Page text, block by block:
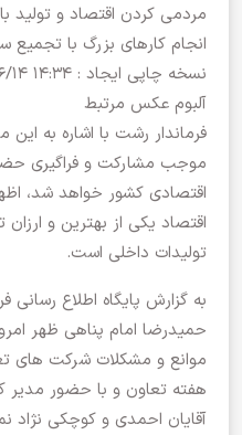
مردمی کردن اقتصاد و تولید
انجام کارهای بزرگ با تجمیع
نسخه چاپی ایجاد : ‎۱۴۰۱/۰۶/۱۴ ۱۴:۳۴ بازدید: ۴۸
آلبوم عکس مرتبط
فرماندار رشت با اشاره به
موجب مشارکت و فراگیری
اقتصادی کشور خواهد شد،
اقتصاد یکی از بهترین و
تولیدات داخلی است.
به گزارش پایگاه اطلاع
حمیدرضا امام پناهی ظهر
موانع و مشکلات شرکت های
هفته تعاون و با حضور مدیر
آقایان احمدی و کوچکی نژاد